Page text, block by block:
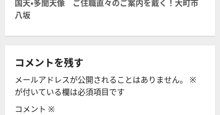
ゲ
ー
シ
ョ
ン
国天・多聞天像 ご住職直々のご案内を戴く！大町市
八坂
コメントを残す
メールアドレスが公開されることはありません。
※
が付いている欄は必須項目です
コメント ※